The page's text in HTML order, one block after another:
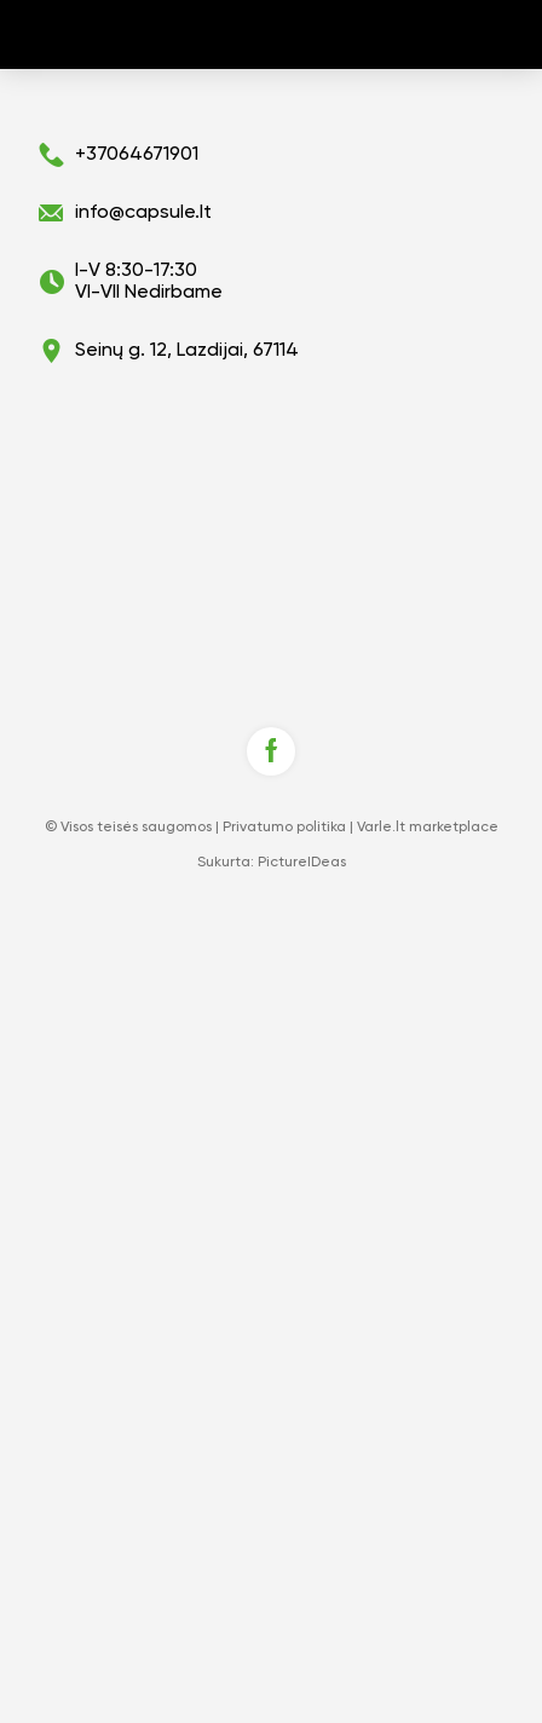
+37064671901
info@capsule.lt
I-V 8:30-17:30
VI-VII Nedirbame
Seinų g. 12, Lazdijai, 67114
© Visos teisės saugomos | Privatumo politika Varle.lt marketplace
Sukurta: PictureIDeas